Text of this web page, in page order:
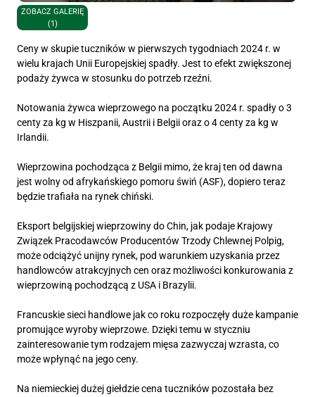
ZOBACZ GALERIĘ
(1)
Ceny w skupie tuczników w pierwszych tygodniach 2024 r. w
wielu krajach Unii Europejskiej spadły. Jest to efekt zwiększonej
podaży żywca w stosunku do potrzeb rzeźni.
Notowania żywca wieprzowego na początku 2024 r. spadły o 3
centy za kg w Hiszpanii, Austrii i Belgii oraz o 4 centy za kg w
Irlandii.
Wieprzowina pochodząca z Belgii mimo, że kraj ten od dawna
jest wolny od afrykańskiego pomoru świń (ASF), dopiero teraz
będzie trafiała na rynek chiński.
Eksport belgijskiej wieprzowiny do Chin, jak podaje Krajowy
Związek Pracodawców Producentów Trzody Chlewnej Polpig,
może odciążyć unijny rynek, pod warunkiem uzyskania przez
handlowców atrakcyjnych cen oraz możliwości konkurowania z
wieprzowiną pochodzącą z USA i Brazylii.
Francuskie sieci handlowe jak co roku rozpoczęły duże kampanie
promujące wyroby wieprzowe. Dzięki temu w styczniu
zainteresowanie tym rodzajem mięsa zazwyczaj wzrasta, co
może wpłynąć na jego ceny.
Na niemieckiej dużej giełdzie cena tuczników pozostała bez